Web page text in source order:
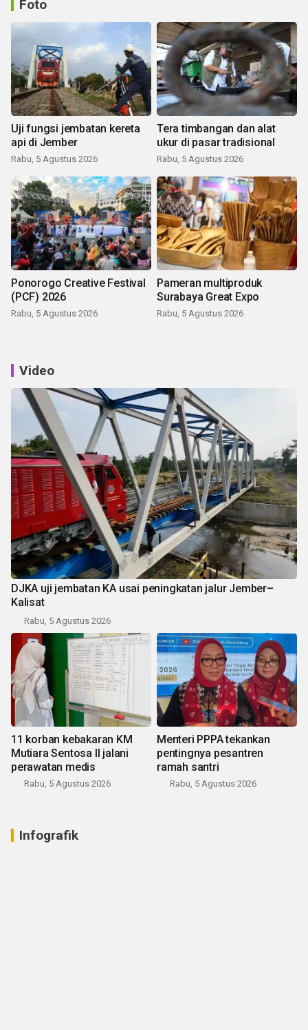
Foto
Uji fungsi jembatan kereta
api di Jember
Rabu, 5 Agustus 2026
Tera timbangan dan alat
ukur di pasar tradisional
Rabu, 5 Agustus 2026
Ponorogo Creative Festival
(PCF) 2026
Rabu, 5 Agustus 2026
Pameran multiproduk
Surabaya Great Expo
Rabu, 5 Agustus 2026
Video
DJKA uji jembatan KA usai peningkatan jalur Jember–
Kalisat
Rabu, 5 Agustus 2026
11 korban kebakaran KM
Mutiara Sentosa II jalani
perawatan medis
Rabu, 5 Agustus 2026
Menteri PPPA tekankan
pentingnya pesantren
ramah santri
Rabu, 5 Agustus 2026
Infografik